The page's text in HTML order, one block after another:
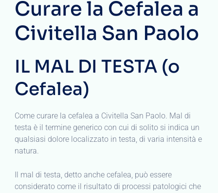
Curare la Cefalea a
Civitella San Paolo
IL MAL DI TESTA (o
Cefalea)
Come curare la cefalea a Civitella San Paolo. Mal di
testa è il termine generico con cui di solito si indica un
qualsiasi dolore localizzato in testa, di varia intensità e
natura.
Il mal di testa, detto anche cefalea, può essere
considerato come il risultato di processi patologici che